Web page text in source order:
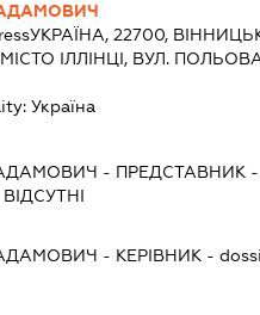
УКРАЇНА, 22700,
ІЛЛІНЦІ, ВУЛ.
Україна
- ПРЕДСТАВНИК
- КЕРІВНИК -